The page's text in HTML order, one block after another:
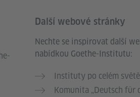
Další webové stránky
Nechte se inspirovat další
nabídkou Goethe-Institutu:
Instituty po celém světě
Komunita „Deutsch für